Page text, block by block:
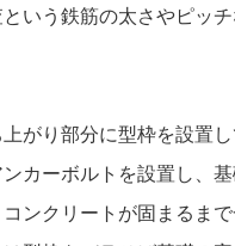
いう鉄筋の太さやピッ
がり部分に型枠を設置し
カーボルトを設置し、
ンクリートが固まるまで